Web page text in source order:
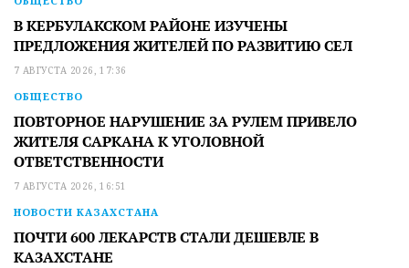
В КЕРБУЛАКСКОМ РАЙОНЕ ИЗУЧЕНЫ
ПРЕДЛОЖЕНИЯ ЖИТЕЛЕЙ ПО РАЗВИТИЮ СЕЛ
7 АВГУСТА 2026, 17:36
ОБЩЕСТВО
ПОВТОРНОЕ НАРУШЕНИЕ ЗА РУЛЕМ ПРИВЕЛО
ЖИТЕЛЯ САРКАНА К УГОЛОВНОЙ
ОТВЕТСТВЕННОСТИ
7 АВГУСТА 2026, 16:51
НОВОСТИ КАЗАХСТАНА
ПОЧТИ 600 ЛЕКАРСТВ СТАЛИ ДЕШЕВЛЕ В
КАЗАХСТАНЕ